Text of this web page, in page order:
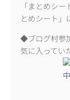
「まとめシ
とめシート」
◆ブログ村参
気に入ってい